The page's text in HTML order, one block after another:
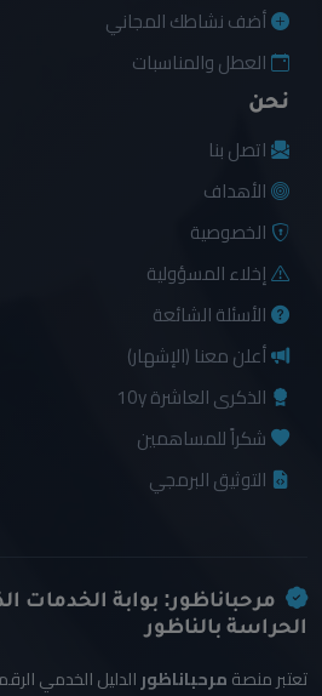
أضف نشاطك المجاني
العطل والمناسبات
نحن
اتصل بنا
الأهداف
الخصوصية
إخلاء المسؤولية
الأسئلة الشائعة
أعلن معنا (الإشهار)
الذكرى العاشرة 10y
شكراً للمساهمين
التوثيق البرمجي
مرحباناظور: بوابة الخدمات
الحراسة بالناظور
تعتبر منصةمرحباناظور الدليل الخدمي